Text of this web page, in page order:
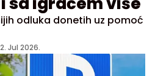
odluka donetih uz pomoć
Jul 2026.